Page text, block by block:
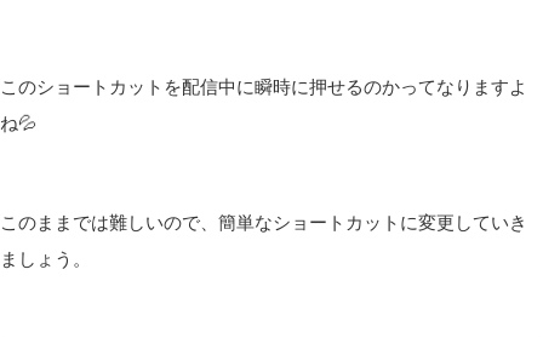
このショートカットを配信中に瞬時に押せるのかってなりますよ
ね💦
このままでは難しいので、簡単なショートカットに変更していき
ましょう。